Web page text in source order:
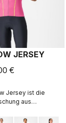
JERSEY
€
Jersey ist die
aus